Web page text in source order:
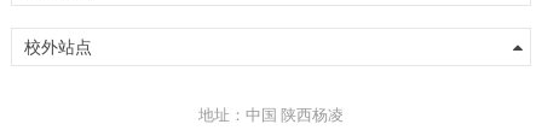
校外站点
地址：中国 陕西杨凌